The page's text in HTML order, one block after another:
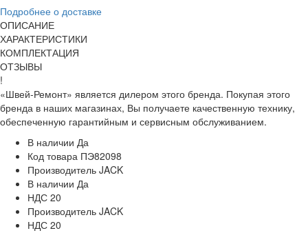
Подробнее о доставке
ОПИСАНИЕ
ХАРАКТЕРИСТИКИ
КОМПЛЕКТАЦИЯ
ОТЗЫВЫ
!
«Швей-Ремонт» является дилером этого бренда. Покупая этого
бренда в наших магазинах, Вы получаете качественную технику,
обеспеченную гарантийным и сервисным обслуживанием.
В наличии Да
Код товара ПЭ82098
Производитель JACK
В наличии Да
НДС 20
Производитель JACK
НДС 20